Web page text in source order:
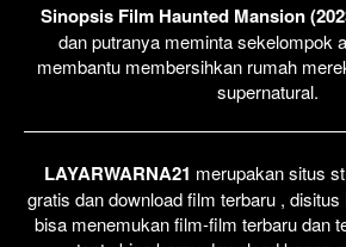
Sinopsis Film Haunted Mansion
dan putranya meminta sekelompok
membantu membersihkan rumah
supernatural.
LAYARWARNA21 merupakan situs
gratis dan download film terbaru ,
bisa menemukan film-film terbaru dan